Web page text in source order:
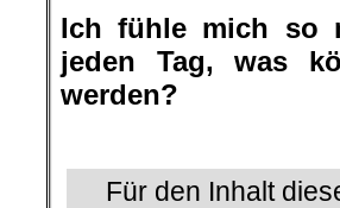
Ich fühle mich so
jeden Tag, was
werden?
Für den Inhalt